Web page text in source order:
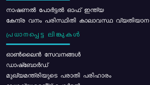
നാഷണൽ പോർട്ടൽ ഓഫ് ഇന്ത്യ
കേന്ദ്ര വനം പരിസ്ഥിതി കാലാവസ്ഥ
പ്രധാനപ്പെട്ട ലിങ്കുകൾ
ഓൺലൈൻ സേവനങ്ങൾ
ഡാഷ്ബോർഡ്
മുഖ്യമന്ത്രിയുടെ പരാതി പരിഹാരം